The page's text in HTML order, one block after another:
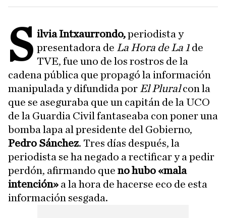
S ilvia Intxaurrondo,periodista y
presentadora de La Hora de La 1 de
TVE, fue uno de los rostros de la
cadena pública que propagó la información
manipulada y difundida por El Pluralcon la
que se aseguraba que un capitán de la UCO
de la Guardia Civil fantaseaba con poner una
bomba lapa al presidente del Gobierno,
Pedro Sánchez. Tres días después, la
periodista se ha negado a rectificar y a pedir
perdón, afirmando que no hubo «mala
intención» a la hora de hacerse eco de esta
información sesgada.